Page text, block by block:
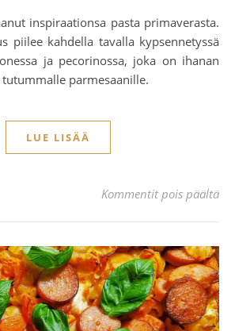
piilee kahdella tavalla kypsennetyssä
ja pecorinossa, joka on ihanan
parmesaanille.
LUE LISÄÄ
Kommentit pois päältä